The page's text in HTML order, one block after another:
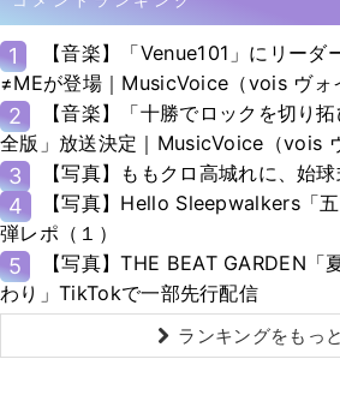
1
【音楽】「Venue101」にリーダ
≠MEが登場｜MusicVoice（vois ヴォ
2
【音楽】「十勝でロックを切り
全版」放送決定｜MusicVoice（vois
3 【写真】ももクロ高城れに、始
4
【写真】Hello Sleepwalkers「
弾レポ（１）
5
【写真】THE BEAT GARDEN「
わり」TikTokで一部先行配信
ランキングをもっ